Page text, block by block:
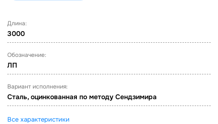
Длина:
3000
Обозначение:
ЛП
Вариант исполнения:
Сталь, оцинкованная по методу Сендзимира
Все характеристики